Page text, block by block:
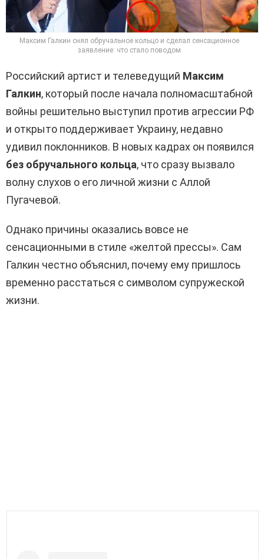
Максим Галкин снял обручальное кольцо и сделал сенсационное
заявление: что стало поводом
Российский артист и телеведущий Максим
Галкин, который после начала полномасштабной
войны решительно выступил против агрессии РФ
и открыто поддерживает Украину, недавно
удивил поклонников. В новых кадрах он появился
без обручального кольца, что сразу вызвало
волну слухов о его личной жизни с Аллой
Пугачевой.
Однако причины оказались вовсе не
сенсационными в стиле «желтой прессы». Сам
Галкин честно объяснил, почему ему пришлось
временно расстаться с символом супружеской
жизни.